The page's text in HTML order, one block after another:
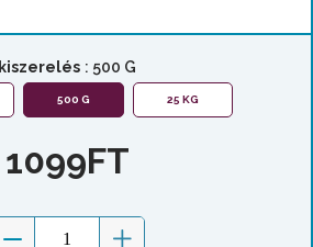
kiszerelés : 500 G
500 G 25 KG
1099FT